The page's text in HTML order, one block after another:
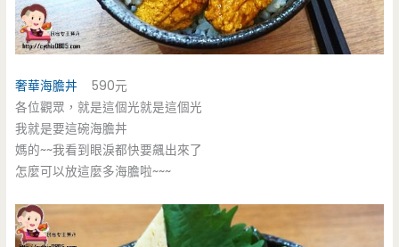
奢華海膽丼 590元
各位觀眾，就是這個光就是這個光
我就是要這碗海膽丼
媽的~~我看到眼淚都快要飆出來了
怎麼可以放這麼多海膽啦~~~